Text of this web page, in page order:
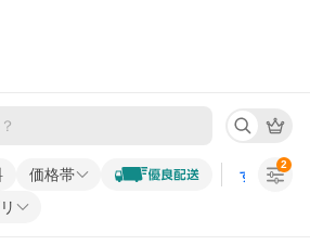
価格帯 すべての条
2